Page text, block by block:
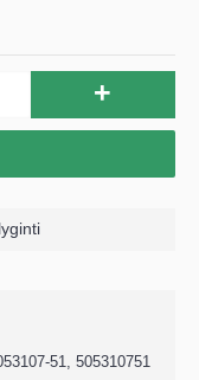
+
51, 505310751